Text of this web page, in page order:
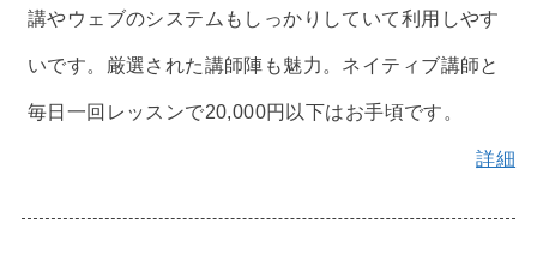
講やウェブのシステムもしっかりしていて利用しやす
いです。厳選された講師陣も魅力。ネイティブ講師と
毎日一回レッスンで20,000円以下はお手頃です。
詳細